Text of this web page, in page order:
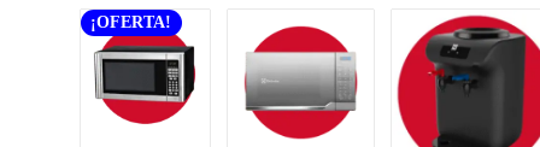
¡OFERTA!